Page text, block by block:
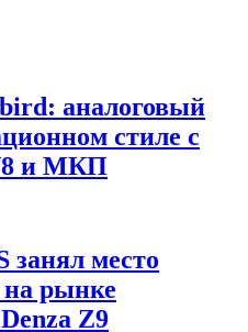
аналоговый
стиле с
и МКП
занял место
рынке
Z9